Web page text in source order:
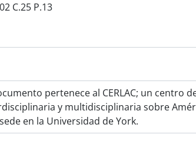
C.25 P.13
pertenece al CERLAC; un centro
y multidisciplinaria sobre
en la Universidad de York.